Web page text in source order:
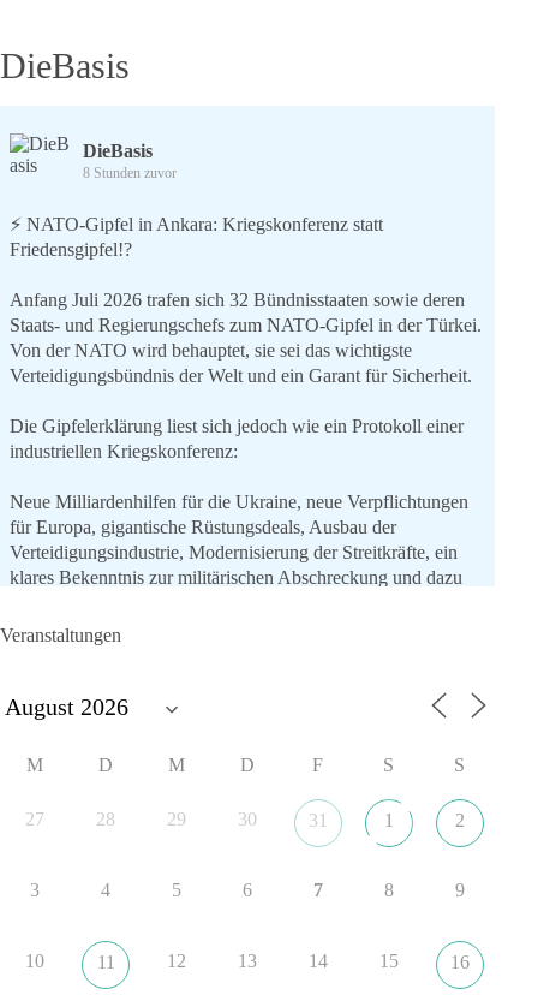
DieBasis
DieBasis
8 Stunden zuvor
⚡️ NATO-Gipfel in Ankara: Kriegskonferenz statt
Friedensgipfel!?
Anfang Juli 2026 trafen sich 32 Bündnisstaaten sowie deren
Staats- und Regierungschefs zum NATO-Gipfel in der Türkei.
Von der NATO wird behauptet, sie sei das wichtigste
Verteidigungsbündnis der Welt und ein Garant für Sicherheit.
Die Gipfelerklärung liest sich jedoch wie ein Protokoll einer
industriellen Kriegskonferenz:
Neue Milliardenhilfen für die Ukraine, neue Verpflichtungen
für Europa, gigantische Rüstungsdeals, Ausbau der
Verteidigungsindustrie, Modernisierung der Streitkräfte, ein
klares Bekenntnis zur militärischen Abschreckung und dazu
aus der NATO. Ein Gipfel, der mehr nach Rüstungsdeal als
nach Friedenspolitik klingt, wird niemals Sicherheit schaffen,
#NATO
Veranstaltungen
M D M D F S S
27 28 29 30 31 1 2
3 4 5 6 7 8 9
10 11 12 13 14 15 16